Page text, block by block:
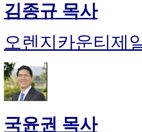
김종규 목사
오렌지카운티제
국윤권 목사